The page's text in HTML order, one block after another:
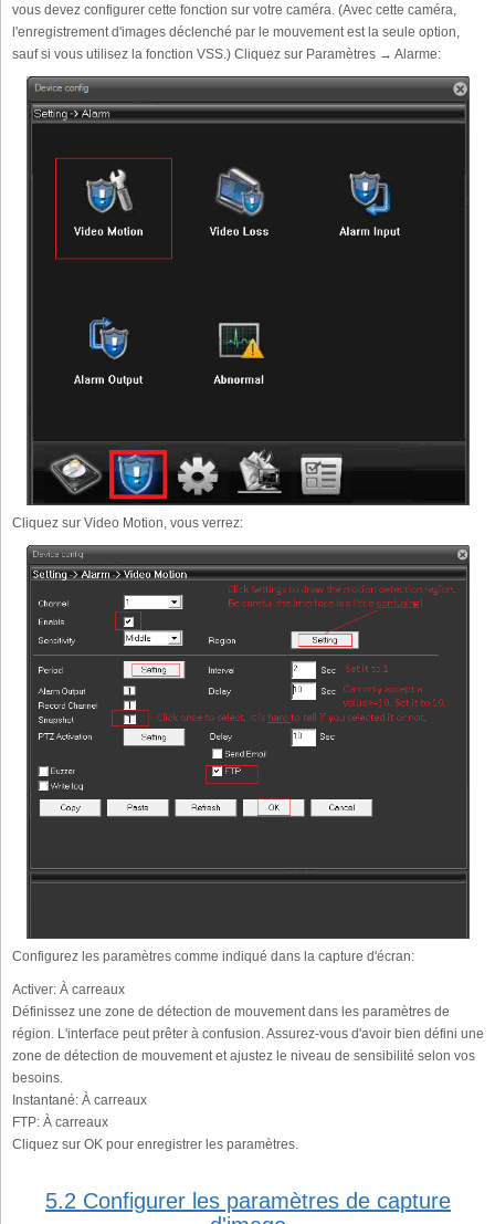
vous devez configurer cette fonction sur votre caméra. (Avec cette caméra,
l'enregistrement d'images déclenché par le mouvement est la seule option,
sauf si vous utilisez la fonction VSS.) Cliquez sur Paramètres → Alarme:
Cliquez sur Video Motion, vous verrez:
Configurez les paramètres comme indiqué dans la capture d'écran:
Activer: À carreaux
Définissez une zone de détection de mouvement dans les paramètres de
région. L'interface peut prêter à confusion. Assurez-vous d'avoir bien défini une
zone de détection de mouvement et ajustez le niveau de sensibilité selon vos
besoins.
Instantané: À carreaux
FTP: À carreaux
Cliquez sur OK pour enregistrer les paramètres.
5.2 Configurer les paramètres de capture